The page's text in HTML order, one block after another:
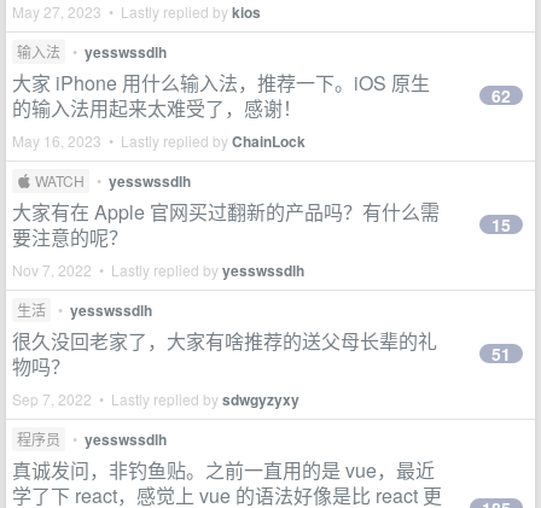
May 27, 2023 • Lastly replied bykios
输入法 • yesswssdlh
大家 iPhone 用什么输入法，推荐一下。iOS 原生
的输入法用起来太难受了，感谢！
May 16, 2023 • Lastly replied byChainLock
62
 WATCH • yesswssdlh
大家有在 Apple 官网买过翻新的产品吗？有什么需
要注意的呢？
Nov 7, 2022 • Lastly replied byyesswssdlh
15
生活 • yesswssdlh
很久没回老家了，大家有啥推荐的送父母长辈的礼
物吗？
Sep 7, 2022 • Lastly replied bysdwgyzyxy
51
程序员 • yesswssdlh
真诚发问，非钓鱼贴。之前一直用的是 vue，最近
学了下 react，感觉上 vue 的语法好像是比 react 更